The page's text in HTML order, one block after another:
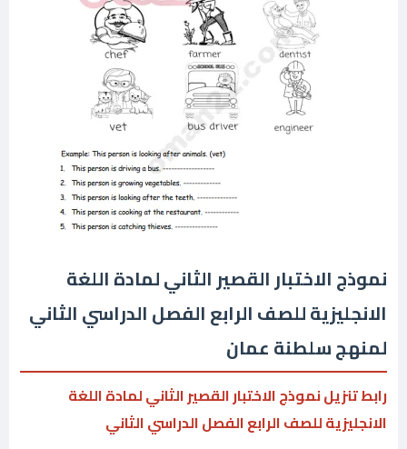
نموذج الاختبار القصير الثاني لمادة اللغة
الانجليزية للصف الرابع الفصل الدراسي الثاني
لمنهج سلطنة عمان
رابط تنزيل نموذج الاختبار القصير الثاني لمادة اللغة
الانجليزية للصف الرابع الفصل الدراسي الثاني